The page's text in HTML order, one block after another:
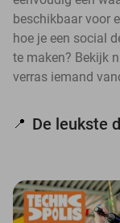
beschikbaar voor
hoe je een social
te maken? Bekijk
verras iemand
📍 De leukste